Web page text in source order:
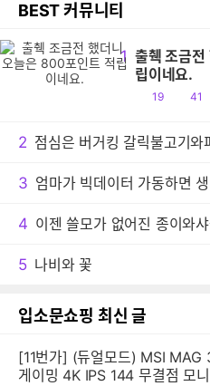
BEST 커뮤니티
1 출췍 조금
립이네요.
공
19
댓
41
2 점심은 버거킹 갈릭불고기와
3 엄마가 빅데이터 가동하면
4 이젠 쓸모가 없어진 종이와
5 나비와 꽃
입소문쇼핑 최신 글
[11번가] (듀얼모드) MSI
게이밍 4K IPS 144 무결점 모